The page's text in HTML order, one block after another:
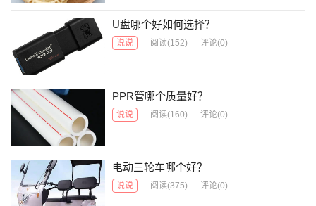
U盘哪个好如何选择？
说说 阅读(152) 评论(0)
PPR管哪个质量好？
说说 阅读(160) 评论(0)
电动三轮车哪个好？
说说 阅读(375) 评论(0)